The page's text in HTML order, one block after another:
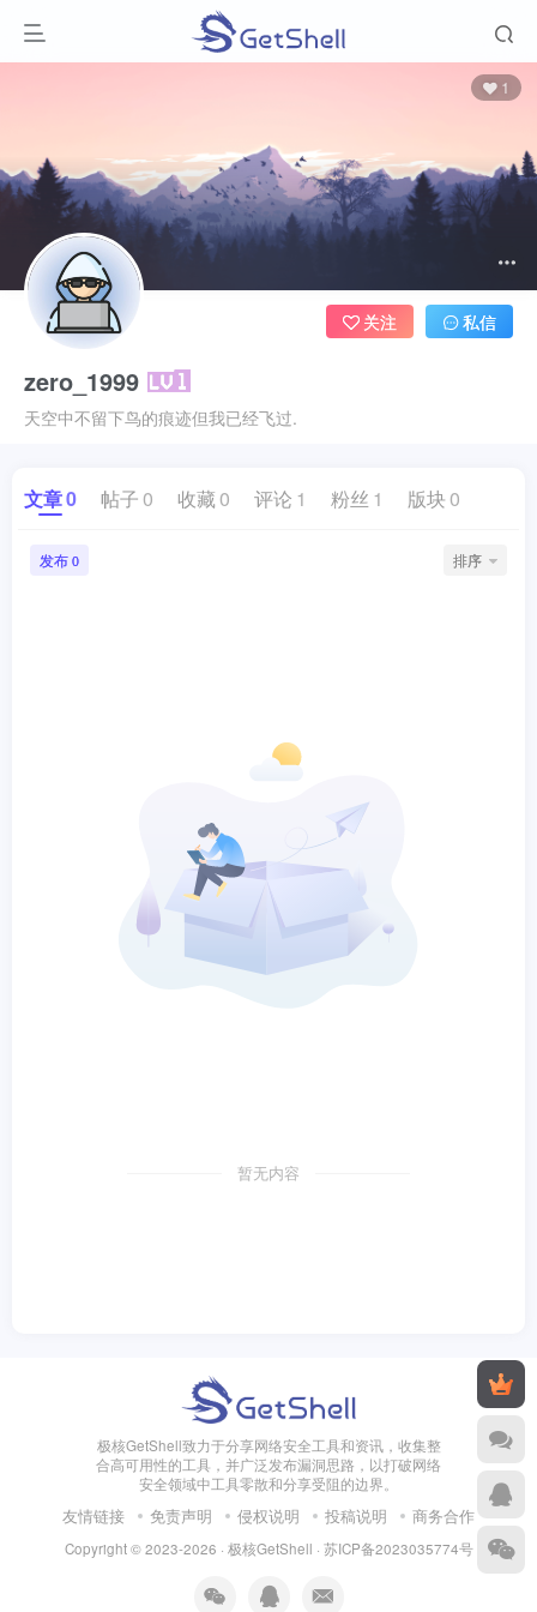
1
zero_1999
天空中不留下鸟的痕迹但我已经飞过.
关注 私信
文章0 帖子 0 收藏 0 评论 1 粉丝 1 版块 0
发布 0 排序
暂无内容
极核GetShell致力于分享网络安全工具和资讯，收集整
合高可用性的工具，并广泛发布漏洞思路，以打破网络
安全领域中工具零散和分享受阻的边界。
友情链接 免责声明 侵权说明 投稿说明 商务合作
Copyright © 2023-2026 · 极核GetShell · 苏ICP备2023035774号